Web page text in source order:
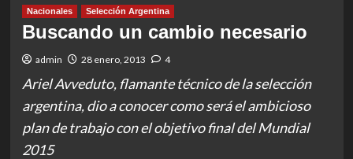
Nacionales Selección Argentina
Buscando un cambio necesario
admin 28 enero, 2013 4
Ariel Avveduto, flamante técnico de la selección
argentina, dio a conocer como será el ambicioso
plan de trabajo con el objetivo final del Mundial
2015